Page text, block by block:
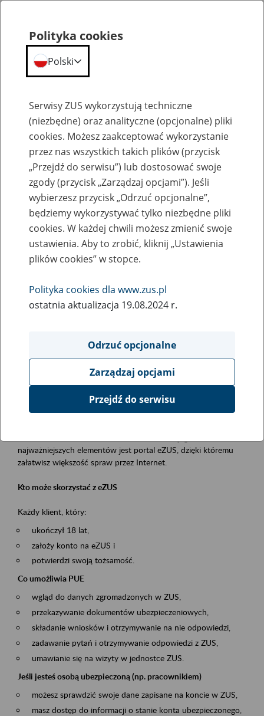
Szkolenia
Zaproś ZUS do siebie - zakładanie profili
eZUS w siedzibie Twojej firmy
Rodzaj wydarzenia
Szkolenia
Obszar merytoryczny
obsługa klientów
Opis wydarzenia
Platforma Usług Elektronicznych ZUS eZUS
najważniejszych elementów jest portal eZUS, dzięki któremu
załatwisz większość spraw przez Internet.
Kto może skorzystać z eZUS
Każdy klient, który:
ukończył 18 lat,
założy konto na eZUS i
potwierdzi swoją tożsamość.
Co umożliwia PUE
wgląd do danych zgromadzonych w ZUS,
przekazywanie dokumentów ubezpieczeniowych,
składanie wniosków i otrzymywanie na nie odpowiedzi,
zadawanie pytań i otrzymywanie odpowiedzi z ZUS,
umawianie się na wizyty w jednostce ZUS.
Jeśli jesteś osobą ubezpieczoną (np. pracownikiem)
możesz sprawdzić swoje dane zapisane na koncie w ZUS,
masz dostęp do informacji o stanie konta ubezpieczonego,
Polityka cookies
Polski
Serwisy ZUS wykorzystują techniczne
(niezbędne) oraz analityczne (opcjonalne) pliki
cookies. Możesz zaakceptować wykorzystanie
przez nas wszystkich takich plików (przycisk
„Przejdź do serwisu”) lub dostosować swoje
zgody (przycisk „Zarządzaj opcjami”). Jeśli
wybierzesz przycisk „Odrzuć opcjonalne”,
będziemy wykorzystywać tylko niezbędne pliki
cookies. W każdej chwili możesz zmienić swoje
ustawienia. Aby to zrobić, kliknij „Ustawienia
plików cookies” w stopce.
Polityka cookies dla www.zus.pl
ostatnia aktualizacja 19.08.2024 r.
Odrzuć opcjonalne
Zarządzaj opcjami
Przejdź do serwisu